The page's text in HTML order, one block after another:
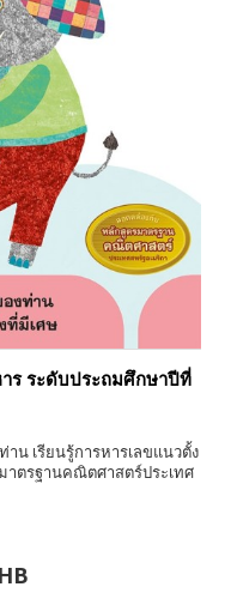
ร ระดับประถมศึกษาปีที่
น เรียนรู้การหารเลขแนวตั้ง
ตรฐานคณิตศาสตร์ประเทศ